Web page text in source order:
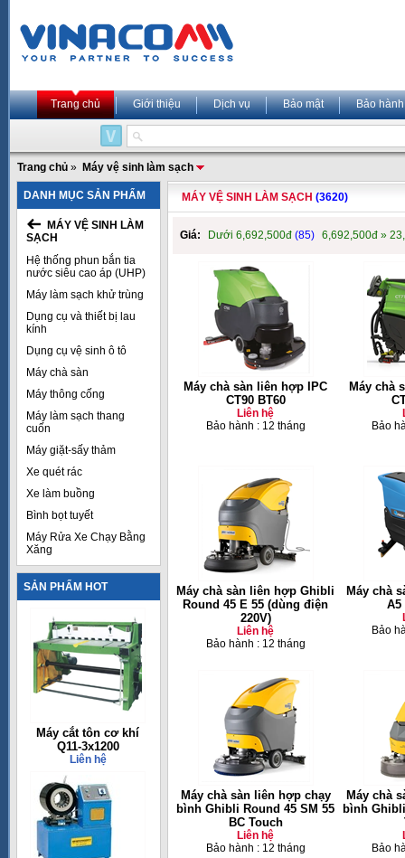
Trang chủ Giới thiệu Dịch vụ Bảo mật Bảo hành
Trang chủ » Máy vệ sinh làm sạch
DANH MỤC SẢN PHẨM
MÁY VỆ SINH LÀM
SẠCH
Hệ thống phun bắn tia
nước siêu cao áp (UHP)
Máy làm sạch khử trùng
Dụng cụ và thiết bị lau
kính
Dụng cụ vệ sinh ô tô
Máy chà sàn
Máy thông cống
Máy làm sạch thang
cuốn
Máy giặt-sấy thảm
Xe quét rác
Xe làm buồng
Bình bọt tuyết
Máy Rửa Xe Chạy Bằng
Xăng
SẢN PHẨM HOT
Máy cắt tôn cơ khí
Q11-3x1200
Liên hệ
MÁY VỆ SINH LÀM SẠCH (3620)
Giá: Dưới 6,692,500đ (85) 6,692,500đ »
Máy chà sàn liên hợp IPC
CT90 BT60
Liên hệ
Bảo hành : 12 tháng
Máy chà
Bảo
Máy chà sàn liên hợp Ghibli
Round 45 E 55 (dùng điện
220V)
Liên hệ
Bảo hành : 12 tháng
Máy chà
A5
Bảo
Máy chà sàn liên hợp chạy
bình Ghibli Round 45 SM 55
BC Touch
Liên hệ
Bảo hành : 12 tháng
Máy chà
bình
Bảo